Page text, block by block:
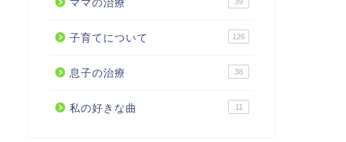
ママの治療
子育てについて 126
息子の治療 38
私の好きな曲 11